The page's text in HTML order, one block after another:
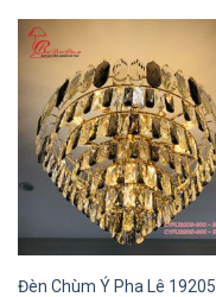
Đèn Chùm Ý Pha Lê 19205